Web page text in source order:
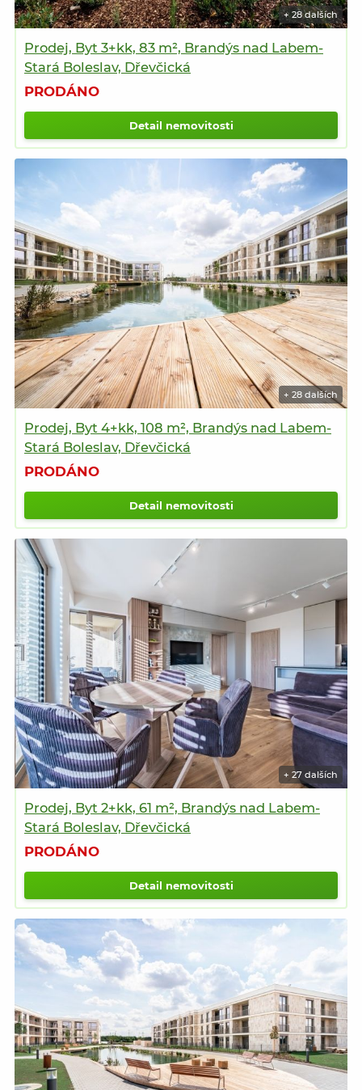
+ 28 dalších
Prodej, Byt 3+kk, 83 m², Brandýs nad Labem-
Stará Boleslav, Dřevčická
PRODÁNO
Detail nemovitosti
+ 28 dalších
Prodej, Byt 4+kk, 108 m², Brandýs nad Labem-
Stará Boleslav, Dřevčická
PRODÁNO
Detail nemovitosti
+ 27 dalších
Prodej, Byt 2+kk, 61 m², Brandýs nad Labem-
Stará Boleslav, Dřevčická
PRODÁNO
Detail nemovitosti